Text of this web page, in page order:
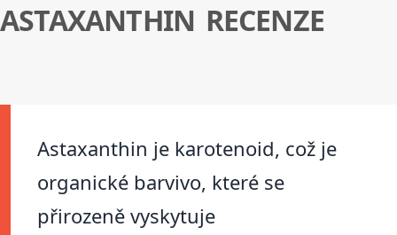
ASTAXANTHIN RECENZE
Astaxanthin je karotenoid, což je
organické barvivo, které se
přirozeně vyskytuje